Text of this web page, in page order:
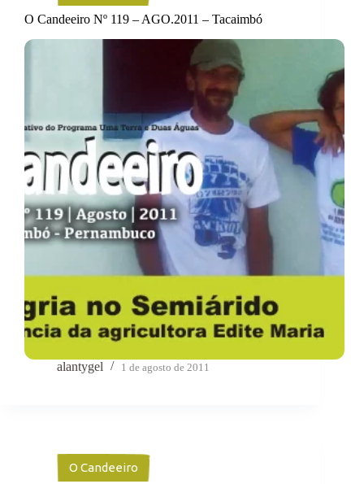
O Candeeiro Nº 119 – AGO.2011 – Tacaimbó
alantygel 1 de agosto de 2011
O Candeeiro